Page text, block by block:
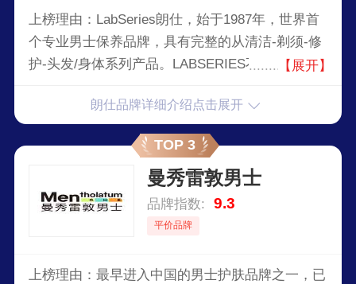
上榜理由：LabSeries朗仕，始于1987年，世界首
个专业男士保养品牌，具有完整的从清洁-剃须-修
护-头发/身体系列产品。LABSERIES不仅深入了解
为全球各个领域的男士提供专属的男士高效护理产
品，其配方通过科技研究而调制，经过多年在男士
护肤美容领域的成功，逐渐被男士信赖。
【展开】
朗仕品牌详细介绍点击展开
TOP 3
曼秀雷敦男士
品牌指数: 9.3
平价品牌
上榜理由：最早进入中国的男士护肤品牌之一，已